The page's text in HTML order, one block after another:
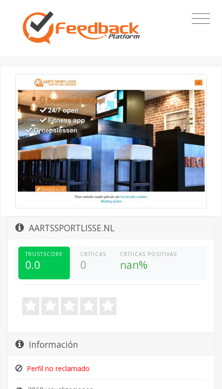
AARTSSPORTLISSE.NL
TRUSTSCORE
0.0
CRÍTICAS
0
CRÍTICAS POSITIVAS
nan%
Información
Perfil no reclamado